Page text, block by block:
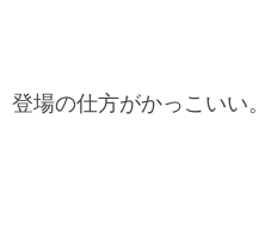
登場の仕方がかっこいい。